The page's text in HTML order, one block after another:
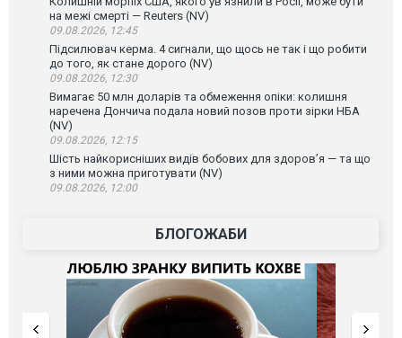
на межі смерті — Reuters (NV)
09.08.2026, 12:45
Підсилювач керма. 4 сигнали, що щось не так і що робити
до того, як стане дорого (NV)
09.08.2026, 12:30
Вимагає 50 млн доларів та обмеження опіки: колишня
наречена Дончича подала новий позов проти зірки НБА
(NV)
09.08.2026, 12:15
Шість найкорисніших видів бобових для здоров’я — та що
з ними можна приготувати (NV)
09.08.2026, 12:00
БЛОГОЖАБИ